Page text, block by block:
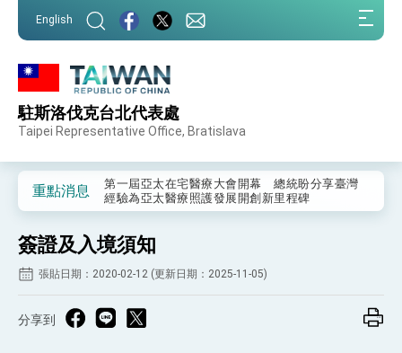
English
駐斯洛伐克台北代表處
Taipei Representative Office, Bratislava
重點消息
外交部重要言論
事處」，進一步深化台美交流合作
第一屆亞太在宅醫療大會開幕 總統盼分享臺灣
經驗為亞太醫療照護發展開創新里程碑
及「台灣智慧醫療與健康產業展」預告短片，向
世界展現台灣守護全球健康的創新能量
總統出訪史瓦帝尼返國談話 強調臺灣人有權利
走向世界 盼與理念相近國家共同維護國際秩序
訪問
總統與五院院長新春茶敘 盼化分歧為團結、為
簽證及入境須知
張貼日期：2020-02-12 (更新日期：2025-11-05)
分享到